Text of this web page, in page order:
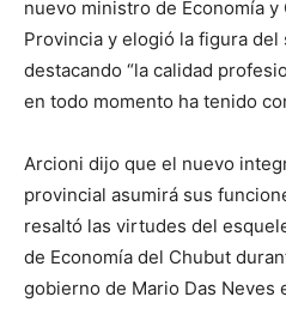
nuevo ministro de Economía
Provincia y elogió la figura del
destacando “la calidad
en todo momento ha tenido
Arcioni dijo que el nuevo
provincial asumirá sus
resaltó las virtudes del
de Economía del Chubut
gobierno de Mario Das Neves